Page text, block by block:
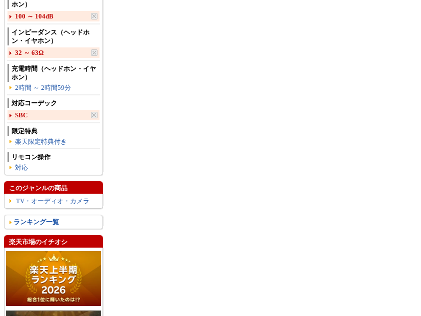
ホン）
100 ～ 104dB
インピーダンス（ヘッドホ
ン・イヤホン）
32 ～ 63Ω
充電時間（ヘッドホン・イヤ
ホン）
2時間 ～ 2時間59分
対応コーデック
SBC
限定特典
楽天限定特典付き
リモコン操作
対応
このジャンルの商品
TV・オーディオ・カメラ
ランキング一覧
楽天市場のイチオシ